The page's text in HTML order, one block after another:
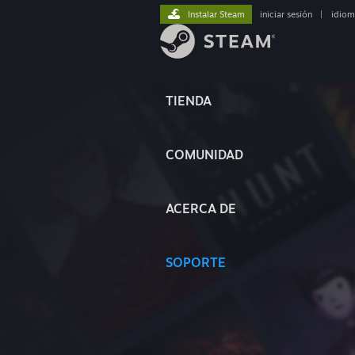
TIENDA
COMUNIDAD
ACERCA DE
SOPORTE
Instalar Steam iniciar sesión